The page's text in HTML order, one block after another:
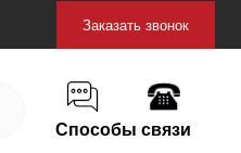
Заказать звонок
Способы связи